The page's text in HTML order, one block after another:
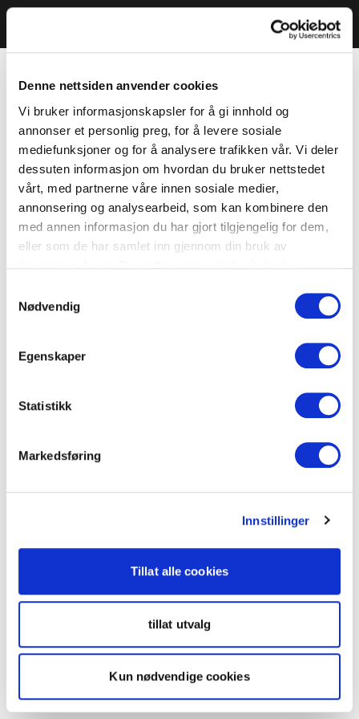
Denne nettsiden anvender cookies
Vi bruker informasjonskapsler for å gi innhold og
annonser et personlig preg, for å levere sosiale
mediefunksjoner og for å analysere trafikken vår. Vi deler
dessuten informasjon om hvordan du bruker nettstedet
vårt, med partnerne våre innen sosiale medier,
annonsering og analysearbeid, som kan kombinere den
med annen informasjon du har gjort tilgjengelig for dem,
eller som de har samlet inn gjennom din bruk av
Nødvendig
Egenskaper
Statistikk
Markedsføring
Innstillinger
Tillat alle cookies
tillat utvalg
Kun nødvendige cookies